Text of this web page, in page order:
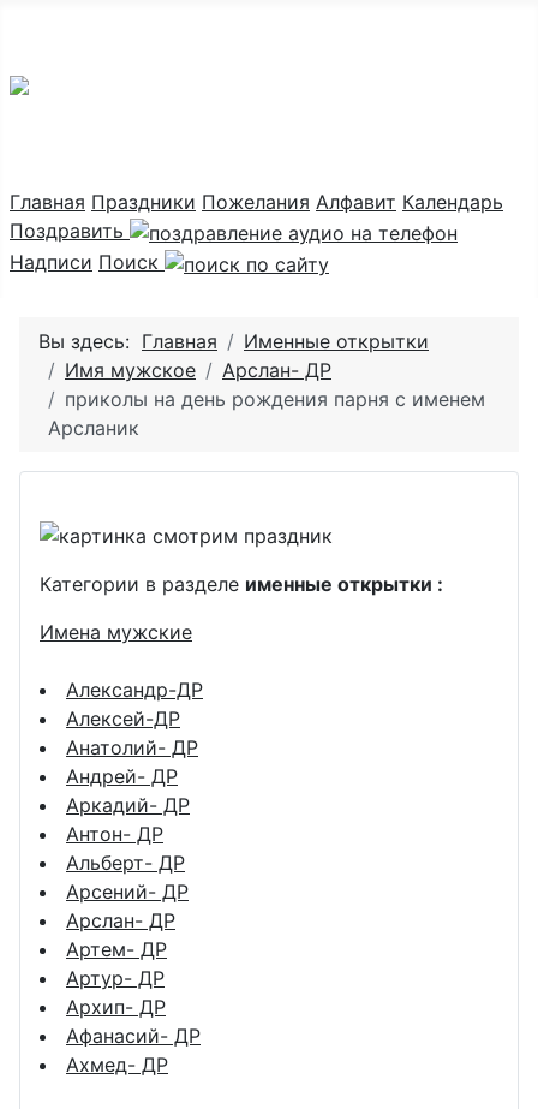
Главная Праздники Пожелания Алфавит Календарь
Поздравить
Надписи Поиск
Вы здесь: Главная
Именные открытки
Имя мужское
Арслан- ДР
приколы на день рождения парня с именем
Арсланик
Категории в разделе именные открытки :
Имена мужские
Александр-ДР
Алексей-ДР
Анатолий- ДР
Андрей- ДР
Аркадий- ДР
Антон- ДР
Альберт- ДР
Арсений- ДР
Арслан- ДР
Артем- ДР
Артур- ДР
Архип- ДР
Афанасий- ДР
Ахмед- ДР